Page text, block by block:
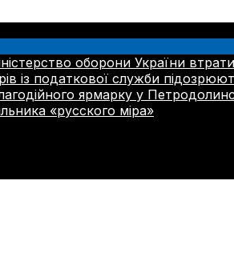
оборони України
із податкової служби
ярмарку у
«русского міра»